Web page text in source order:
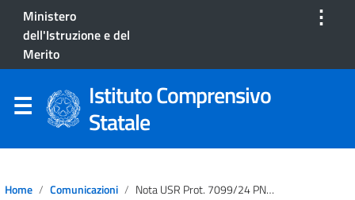
Ministero
dell'Istruzione e del
Merito
⋮
Istituto Comprensivo
Statale
Home Comunicazioni Nota USR Prot. 7099/24 PNRR – Équipe Formativa Territoriale Per La Sardegna A.s. 2024/2025 E Modulo Per La Richiesta Di Supporto/helpdesk